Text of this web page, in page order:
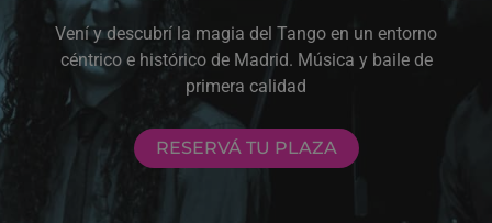
Vení y descubrí la magia del Tango en un entorno
céntrico e histórico de Madrid. Música y baile de
primera calidad
RESERVÁ TU PLAZA